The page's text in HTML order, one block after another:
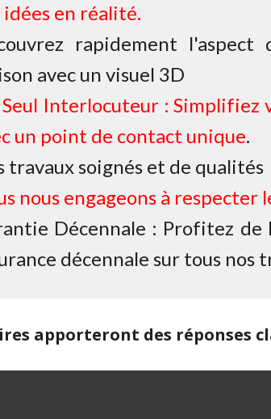
idées en réalité.
rapidement
avec un visuel 3D
Interlocuteur : Simplifiez
un point de contact unique.
travaux soignés et de qualités
nous engageons à respecter
Décennale : Profitez de
décennale sur tous nos
apporteront des réponses